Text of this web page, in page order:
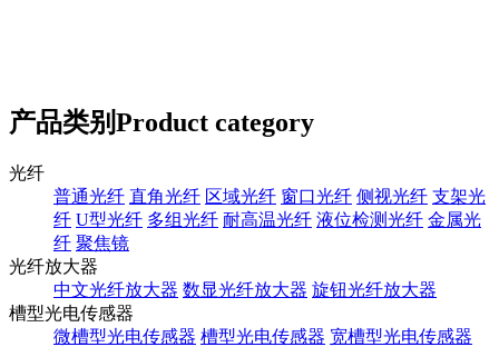
产品类别Product category
光纤
普通光纤 直角光纤 区域光纤 窗口光纤 侧视光纤 支架光
纤 U型光纤 多组光纤 耐高温光纤 液位检测光纤 金属光
纤 聚焦镜
光纤放大器
中文光纤放大器 数显光纤放大器 旋钮光纤放大器
槽型光电传感器
微槽型光电传感器 槽型光电传感器 宽槽型光电传感器